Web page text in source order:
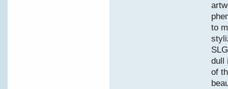
to
dull
of